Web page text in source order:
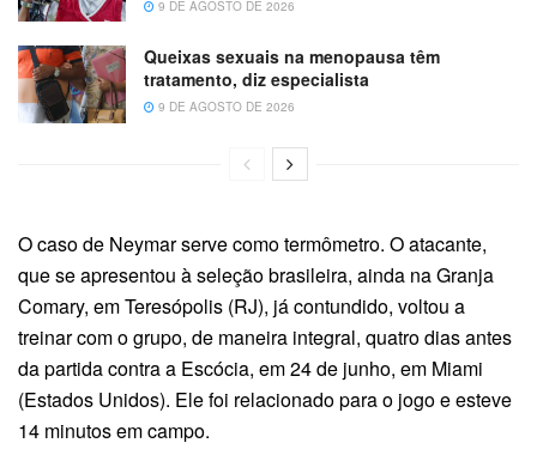
9 DE AGOSTO DE 2026
Queixas sexuais na menopausa têm
tratamento, diz especialista
9 DE AGOSTO DE 2026
O caso de Neymar serve como termômetro. O atacante,
que se apresentou à seleção brasileira, ainda na Granja
Comary, em Teresópolis (RJ), já contundido, voltou a
treinar com o grupo, de maneira integral, quatro dias antes
da partida contra a Escócia, em 24 de junho, em Miami
(Estados Unidos). Ele foi relacionado para o jogo e esteve
14 minutos em campo.